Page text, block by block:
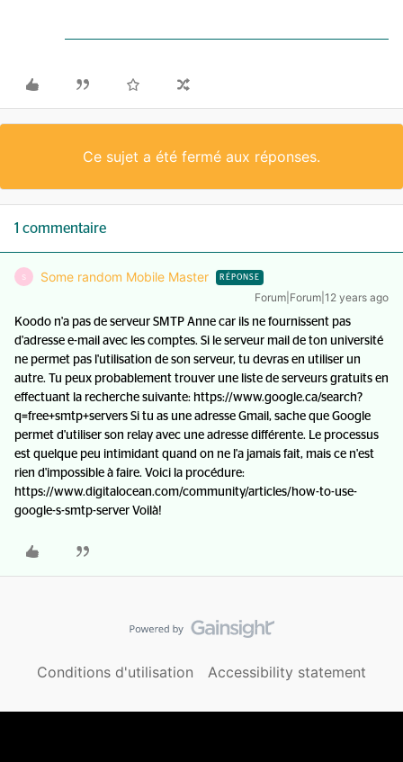
Ce sujet a été fermé aux réponses.
1 commentaire
S Some random Mobile Master RÉPONSE
Forum|Forum|12 years ago
Koodo n'a pas de serveur SMTP Anne car ils ne fournissent pas
d'adresse e-mail avec les comptes. Si le serveur mail de ton université
ne permet pas l'utilisation de son serveur, tu devras en utiliser un
autre. Tu peux probablement trouver une liste de serveurs gratuits en
effectuant la recherche suivante: https://www.google.ca/search?
q=free+smtp+servers Si tu as une adresse Gmail, sache que Google
permet d'utiliser son relay avec une adresse différente. Le processus
est quelque peu intimidant quand on ne l'a jamais fait, mais ce n'est
rien d'impossible à faire. Voici la procédure:
https://www.digitalocean.com/community/articles/how-to-use-
google-s-smtp-server Voilà!
Conditions d'utilisation Accessibility statement